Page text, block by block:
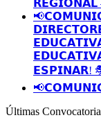
𝗥𝗘𝗚𝗜𝗢𝗡𝗔𝗟
𝗘𝗦𝗣𝗜𝗡𝗔𝗥!
Últimas